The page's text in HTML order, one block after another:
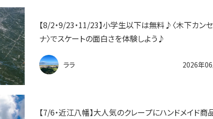
【8/2・9/23・11/23】小学生以下は無料♪〈木下カン
ナ〉でスケートの面白さを体験しよう♪
ララ 2026年
【7/6・近江八幡】大人気のクレープにハンドメイド商